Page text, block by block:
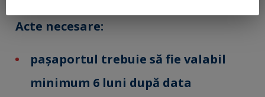
Acte necesare:
paşaportul trebuie să fie valabil
minimum 6 luni după data